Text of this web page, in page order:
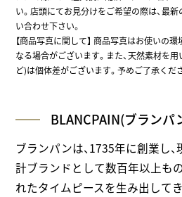
い。店頭にてお見分けをご希望の際は、最
い合わせ下さい。
【商品写真に関して】 商品写真はお使いの
なる場合がございます。また、天然素材を
ど)は個体差がございます。予めご了承くだ
BLANCPAIN(ブランパ
ブランパンは、1735年に創業し
計ブランドとして数百年以上も
れたタイムピースを生み出してき